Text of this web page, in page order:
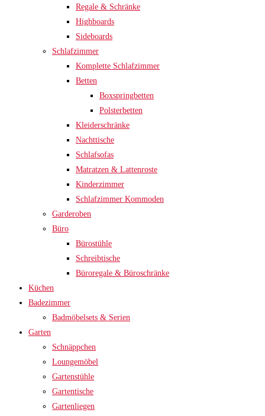
Regale & Schränke
Highboards
Sideboards
Schlafzimmer
Komplette Schlafzimmer
Betten
Boxspringbetten
Polsterbetten
Kleiderschränke
Nachttische
Schlafsofas
Matratzen & Lattenroste
Kinderzimmer
Schlafzimmer Kommoden
Garderoben
Büro
Bürostühle
Schreibtische
Büroregale & Büroschränke
Küchen
Badezimmer
Badmöbelsets & Serien
Garten
Schnäppchen
Loungemöbel
Gartenstühle
Gartentische
Gartenliegen